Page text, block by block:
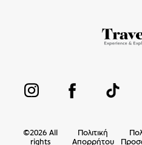
©2026 All
rights
Πολιτική
Απορρήτου